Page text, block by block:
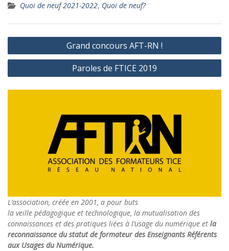
Quoi de neuf 2021-2022, Quoi de neuf?
Navigation
de
Grand concours AFT-RN !
Paroles de FTICE 2019
L’association, créée en 2001, a pour buts
la veille pédagogique et technologique, la mutualisation des
connaissances et des pratiques liées à l’usage du numérique et la
reconnaissance du statut de formateur des Enseignants Référents
aux Usages du Numérique.